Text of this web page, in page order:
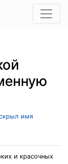
имя
и красочных